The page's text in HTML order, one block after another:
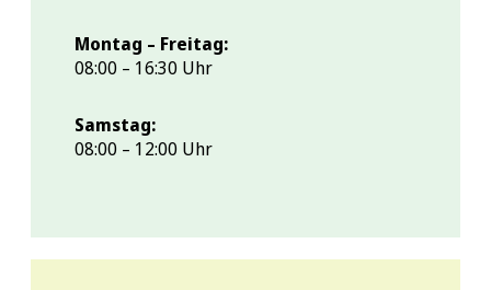
Montag – Freitag:
08:00 – 16:30 Uhr
Samstag:
08:00 – 12:00 Uhr